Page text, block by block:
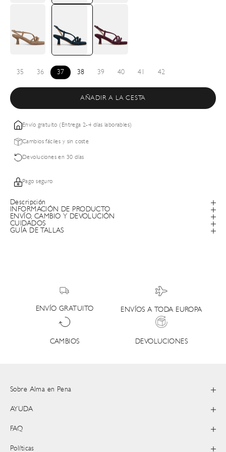
35 36 37 38 39 40 41 42
AÑADIR A LA CESTA
Envío gratuito (Entrega 2-4 días laborables)
Cambios fáciles y sin coste
Devoluciones en 30 días
Pago seguro
Descripción
INFORMACIÓN DE PRODUCTO
ENVÍO, CAMBIO Y DEVOLUCIÓN
CUIDADOS
GUÍA DE TALLAS
ENVÍO GRATUITO ENVÍOS A TODA EUROPA
CAMBIOS DEVOLUCIONES
Sobre Alma en Pena
AYUDA
FAQ
Políticas